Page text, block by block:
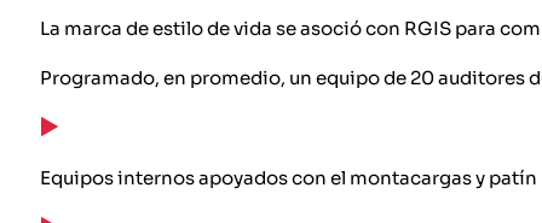
La marca de estilo de vida se asoció con RGIS para
Programado, en promedio, un equipo de 20 auditores
Equipos internos apoyados con el montacargas y